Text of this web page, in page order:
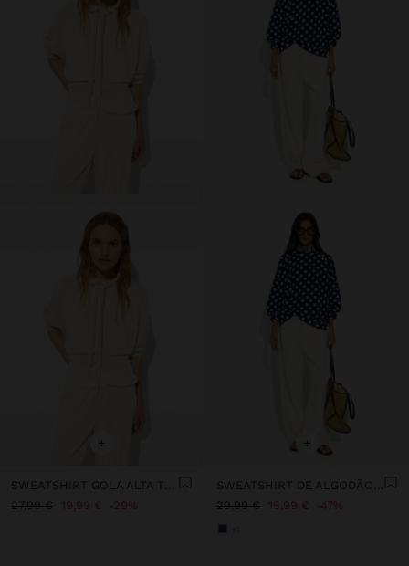
+
27,99 €
19,99 € 29%
+
29,99 €
15,99 € 47%